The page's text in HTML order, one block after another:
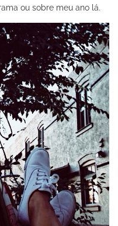
ou sobre meu ano lá.